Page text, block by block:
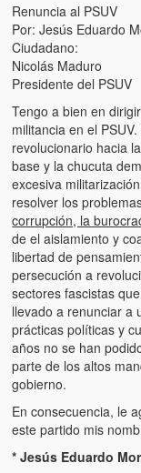
Víctimas
1992
¡¡¡Miserable
Fotos
Versos
Cuentos
Videos
Chistes
Renuncia al PSUV
Por: Jesús Eduardo
Ciudadano:
Nicolás Maduro
Presidente del PSUV
Tengo a bien en
militancia en el
revolucionario hacia
base y la chucuta
excesiva
resolver los
corrupción, la
de el aislamiento y
libertad de
persecución a
sectores fascistas
llevado a renunciar a
prácticas políticas y
años no se han
parte de los altos
gobierno.
En consecuencia, le
este partido mis
* Jesús Eduardo